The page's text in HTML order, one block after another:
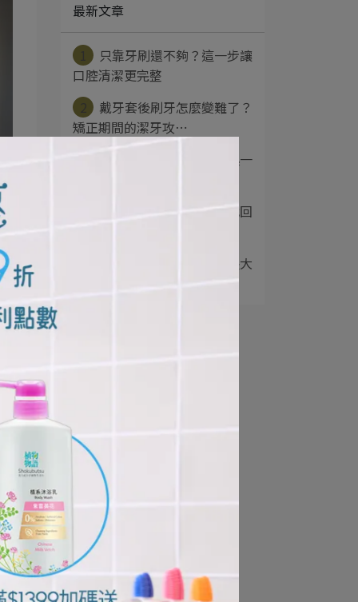
最新文章
只靠牙刷還不夠？這一步讓
口腔清潔更完整
戴牙套後刷牙怎麼變難了？
矯正期間的潔牙攻⋯
每天都刷牙的你，多久換一
口乾、口氣重？是時候找回
把蛀牙擋在門外：孩子長大
後的口腔清潔升級⋯